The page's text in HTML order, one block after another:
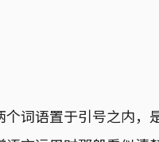
语置于引号之内，